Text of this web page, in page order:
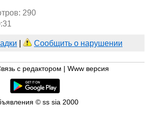
290
Сообщить о нарушении
с редактором Www версия
© ss sia 2000